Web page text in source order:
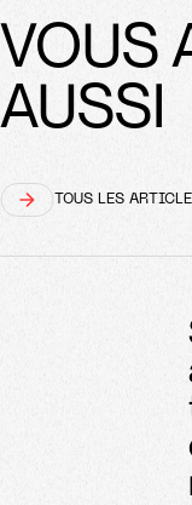
VOUS
AUSSI
TOUS LES